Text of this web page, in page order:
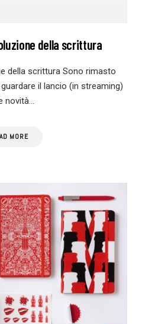
della scrittura
della scrittura Sono rimasto
il lancio (in streaming)
novità…
MORE